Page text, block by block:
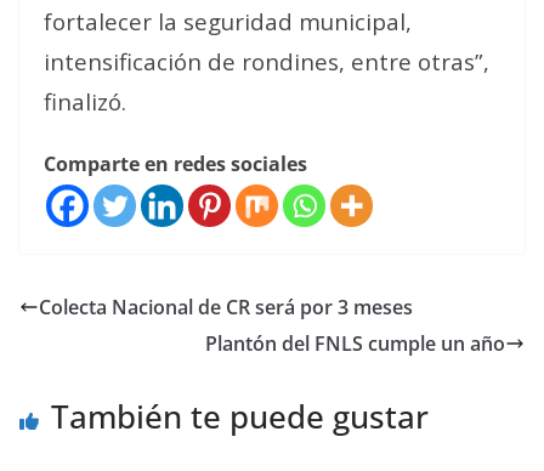
fortalecer la seguridad municipal,
intensificación de rondines, entre otras”,
finalizó.
Comparte en redes sociales
Colecta Nacional de CR será por 3 meses
Plantón del FNLS cumple un año
También te puede gustar